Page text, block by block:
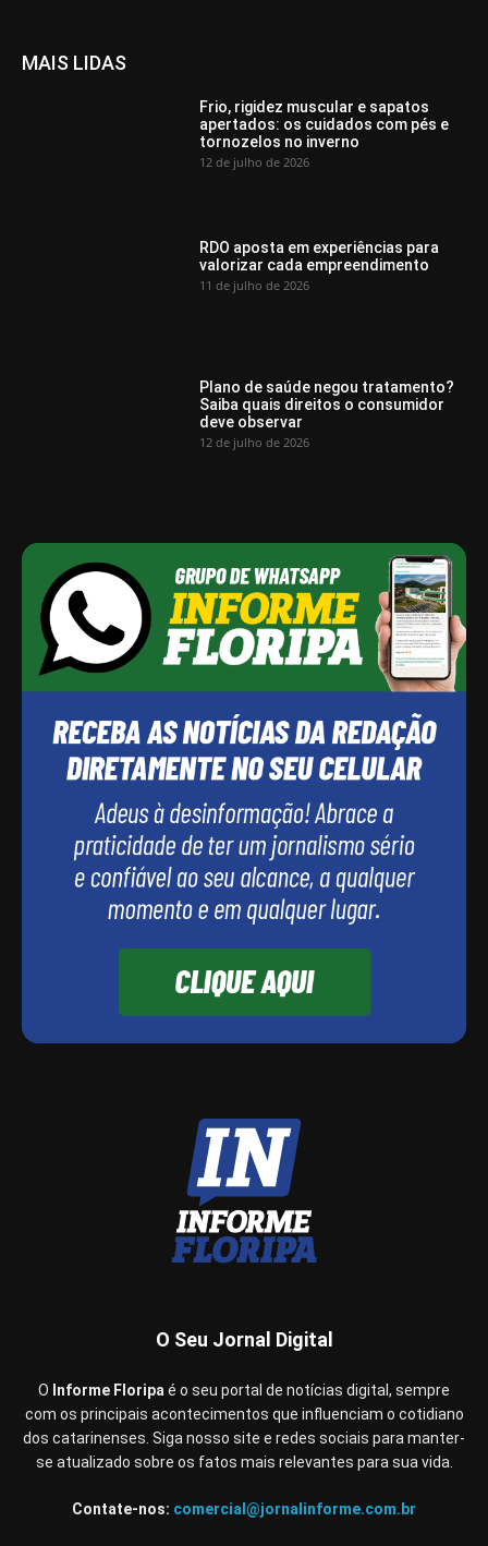
MAIS LIDAS
Frio, rigidez muscular e sapatos
apertados: os cuidados com pés e
tornozelos no inverno
12 de julho de 2026
RDO aposta em experiências para
valorizar cada empreendimento
11 de julho de 2026
Plano de saúde negou tratamento?
Saiba quais direitos o consumidor
deve observar
12 de julho de 2026
O Seu Jornal Digital
O Informe Floripaé o seu portal de notícias digital, sempre
com os principais acontecimentos que influenciam o cotidiano
dos catarinenses. Siga nosso site e redes sociais para manter-
se atualizado sobre os fatos mais relevantes para sua vida.
Contate-nos: comercial@jornalinforme.com.br